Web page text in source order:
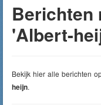
Berichten
'Albert-
Bekijk hier alle berichten
heijn.